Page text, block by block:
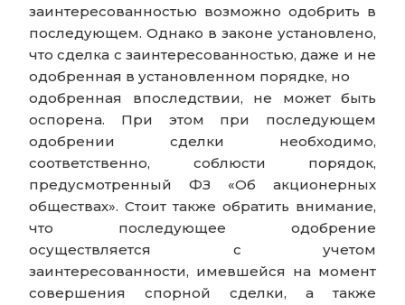
заинтересованностью возможно одобрить в
последующем. Однако в законе установлено,
что сделка с заинтересованностью, даже и не
одобренная в установленном порядке, но
одобренная впоследствии, не может быть
оспорена. При этом при последующем
одобрении сделки необходимо,
соответственно, соблюсти порядок,
предусмотренный ФЗ «Об акционерных
обществах». Стоит также обратить внимание,
что последующее одобрение
осуществляется с учетом
заинтересованности, имевшейся на момент
совершения спорной сделки, а также